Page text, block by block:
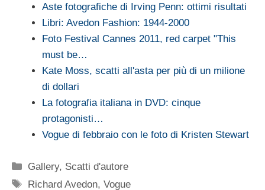
Aste fotografiche di Irving Penn: ottimi risultati
Libri: Avedon Fashion: 1944-2000
Foto Festival Cannes 2011, red carpet "This
must be…
Kate Moss, scatti all'asta per più di un milione
di dollari
La fotografia italiana in DVD: cinque
protagonisti…
Vogue di febbraio con le foto di Kristen Stewart
Categorie
Gallery, Scatti d'autore
Tag
Richard Avedon,Vogue